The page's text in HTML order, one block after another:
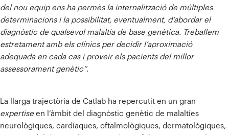
del nou equip ens ha permès la internalització de múltiples
determinacions i la possibilitat, eventualment, d’abordar el
diagnòstic de qualsevol malaltia de base genètica. Treballem
estretament amb els clínics per decidir l’aproximació
adequada en cada cas i proveir els pacients del millor
assessorament genètic”.
La llarga trajectòria de Catlab ha repercutit en un gran
expertise en l’àmbit del diagnòstic genètic de malalties
neurològiques, cardíaques, oftalmològiques, dermatològiques,